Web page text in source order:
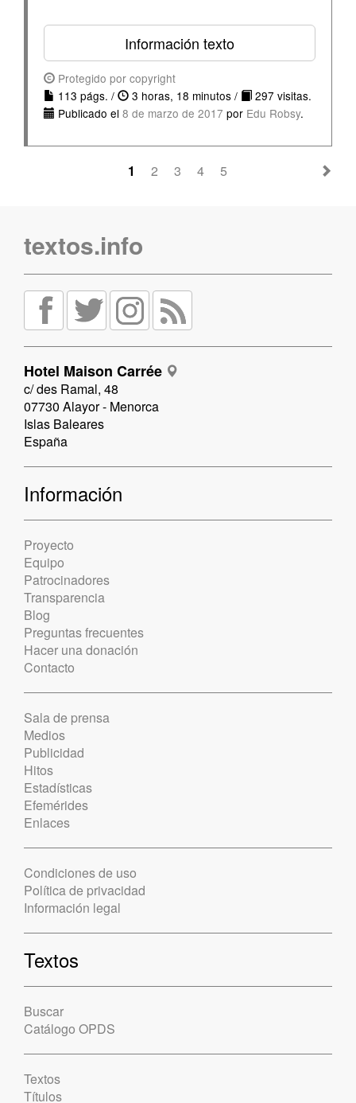
Información texto
Protegido por copyright
113 págs. /
3 horas, 18 minutos /
297 visitas.
Publicado el 8 de marzo de 2017 por Edu Robsy.
1 2 3 4 5
textos.info
Hotel Maison Carrée
c/ des Ramal, 48
07730 Alayor - Menorca
Islas Baleares
España
Información
Proyecto
Equipo
Patrocinadores
Transparencia
Blog
Preguntas frecuentes
Hacer una donación
Contacto
Sala de prensa
Medios
Publicidad
Hitos
Estadísticas
Efemérides
Enlaces
Condiciones de uso
Política de privacidad
Información legal
Textos
Buscar
Catálogo OPDS
Textos
Títulos